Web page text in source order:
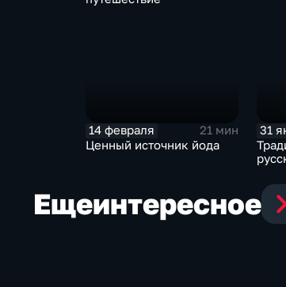
14 февраля
21 мин
Ценный источник йода
31
Ещеинтересное